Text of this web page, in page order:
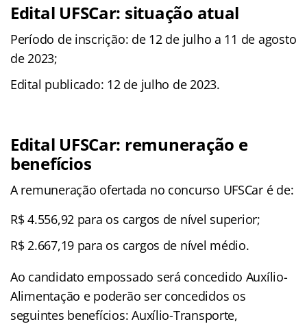
Edital UFSCar: situação atual
Período de inscrição: de 12 de julho a 11 de agosto
de 2023;
Edital publicado: 12 de julho de 2023.
Edital UFSCar: remuneração e
benefícios
A remuneração ofertada no concurso UFSCar é de:
R$ 4.556,92 para os cargos de nível superior;
R$ 2.667,19 para os cargos de nível médio.
Ao candidato empossado será concedido Auxílio-
Alimentação e poderão ser concedidos os
seguintes benefícios: Auxílio-Transporte,